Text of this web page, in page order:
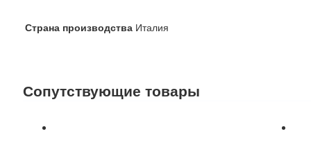
Страна производства Италия
Сопутствующие товары